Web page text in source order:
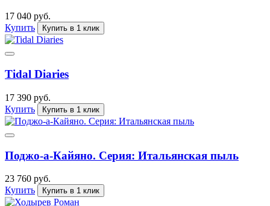
17 040 руб.
Купить
Купить в 1 клик
Tidal Diaries
17 390 руб.
Купить
Купить в 1 клик
Поджо-а-Кайяно. Серия: Итальянская пыль
23 760 руб.
Купить
Купить в 1 клик